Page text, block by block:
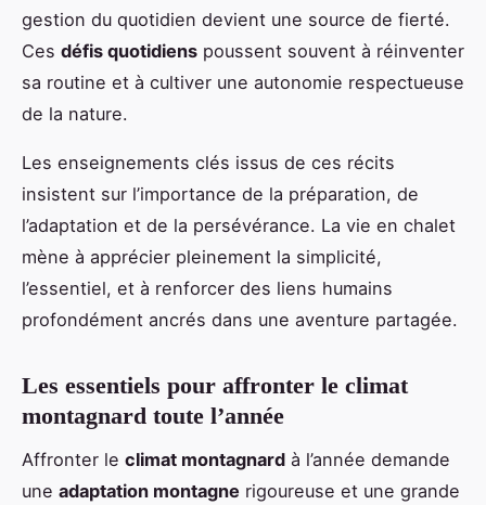
gestion du quotidien devient une source de fierté.
Ces défis quotidiens poussent souvent à réinventer
sa routine et à cultiver une autonomie respectueuse
de la nature.
Les enseignements clés issus de ces récits
insistent sur l’importance de la préparation, de
l’adaptation et de la persévérance. La vie en chalet
mène à apprécier pleinement la simplicité,
l’essentiel, et à renforcer des liens humains
profondément ancrés dans une aventure partagée.
Les essentiels pour affronter le climat
montagnard toute l’année
Affronter le climat montagnard à l’année demande
une adaptation montagne rigoureuse et une grande